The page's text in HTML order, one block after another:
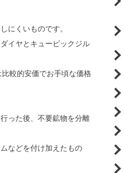
にくいものです。
イヤとキュービックジル
較的安価でお手頃な価格
った後、不要鉱物を分離
などを付け加えたもの